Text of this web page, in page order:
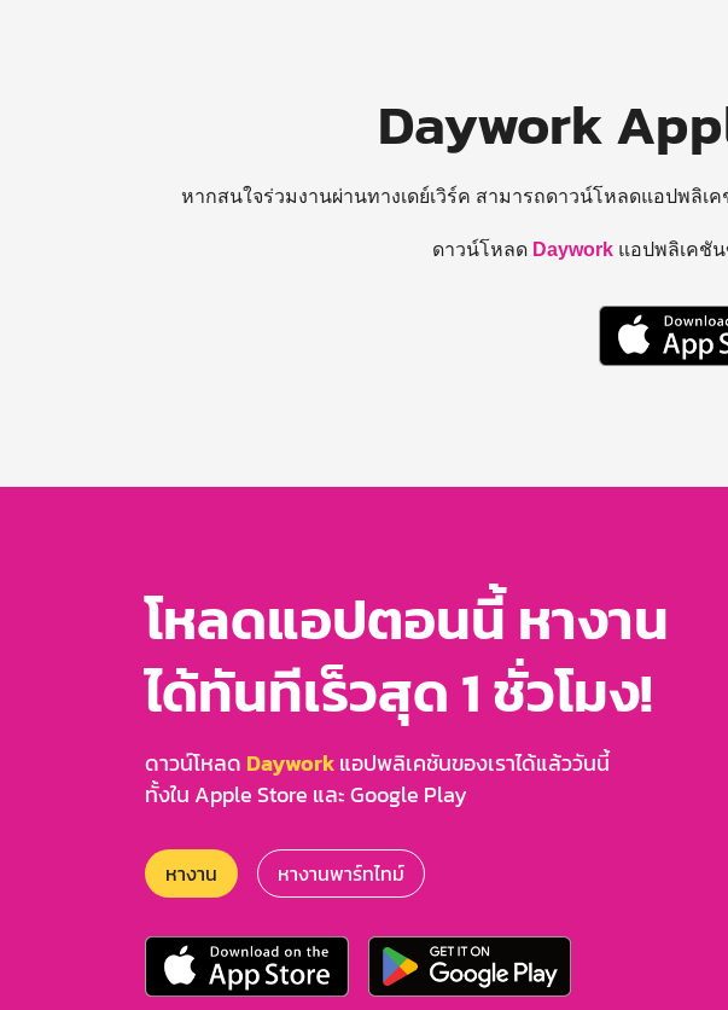
Daywork
หากสนใจร่วมงานผ่านทางเดย์เวิร์ค สามารถดาวน์โหลดแอปพลิเ
ดาวน์โหลด Daywork แอปพลิเคชัน
โหลดแอปตอนนี้ หางาน
ได้ทันทีเร็วสุด 1 ชั่วโมง!
ดาวน์โหลด Dayworkแอปพลิเคชันของเราได้แล้ววันนี้
ทั้งใน Apple Store และ Google Play
หางาน หางานพาร์ทไทม์